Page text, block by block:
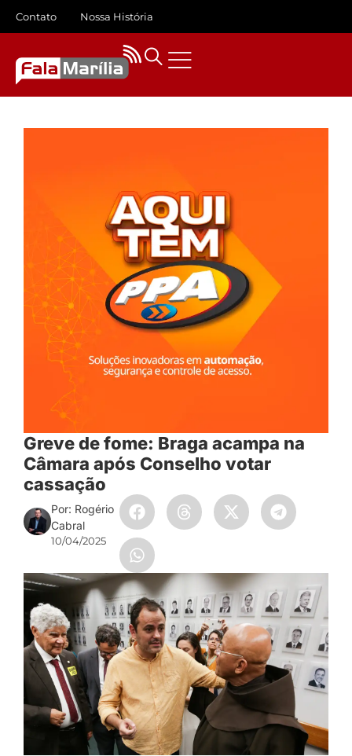
Contato Nossa História
Greve de fome: Braga acampa na
Câmara após Conselho votar
cassação
Por: Rogério
Cabral
10/04/2025